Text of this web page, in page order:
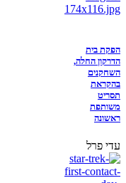
הפקת בית
הדרקון החלה,
השחקנים
בהקראת
תסריט
משותפת
ראשונה
עדי פרל